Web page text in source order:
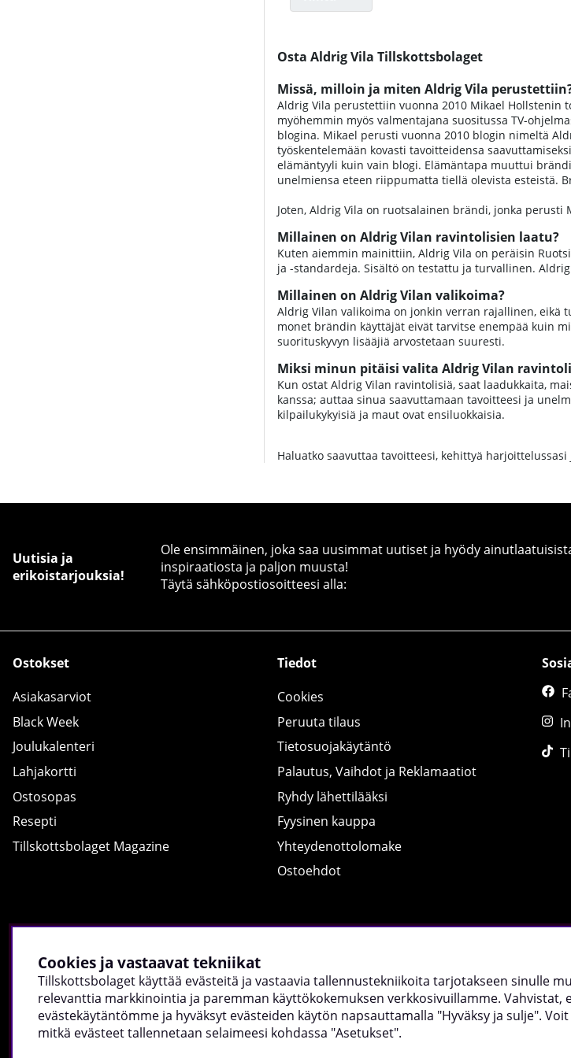
Osta Aldrig Vila Tillskottsbolaget
Missä, milloin ja miten Aldrig Vila
Aldrig Vila perustettiin vuonna 2010 Mikael Hollstenin
myöhemmin myös valmentajana suositussa TV-
blogina. Mikael perusti vuonna 2010 blogin nimeltä
työskentelemään kovasti tavoitteidensa
elämäntyyli kuin vain blogi. Elämäntapa muuttui
unelmiensa eteen riippumatta tiellä olevista esteistä.
Joten, Aldrig Vila on ruotsalainen brändi, jonka
Millainen on Aldrig Vilan ravintolisien laatu?
Kuten aiemmin mainittiin, Aldrig Vila on peräisin
ja -standardeja. Sisältö on testattu ja turvallinen.
Millainen on Aldrig Vilan valikoima?
Aldrig Vilan valikoima on jonkin verran rajallinen, eikä
monet brändin käyttäjät eivät tarvitse enempää kuin
suorituskyvyn lisääjiä arvostetaan suuresti.
Miksi minun pitäisi valita Aldrig Vilan
Kun ostat Aldrig Vilan ravintolisiä, saat laadukkaita,
kanssa; auttaa sinua saavuttamaan tavoitteesi ja
kilpailukykyisiä ja maut ovat ensiluokkaisia.
Haluatko saavuttaa tavoitteesi, kehittyä
Uutisia ja
erikoistarjouksia!
Ole ensimmäinen, joka saa uusimmat uutiset ja hyödy
inspiraatiosta ja paljon muusta!
Täytä sähköpostiosoitteesi alla:
Ostokset
Asiakasarviot
Black Week
Joulukalenteri
Lahjakortti
Ostosopas
Resepti
Tillskottsbolaget Magazine
Tiedot
Cookies
Peruuta tilaus
Tietosuojakäytäntö
Palautus, Vaihdot ja Reklamaatiot
Ryhdy lähettilääksi
Fyysinen kauppa
Yhteydenottolomake
Ostoehdot
2026 tillskottsbolaget.fi. Käytämme
Cookies ja vastaavat tekniikat
Tillskottsbolaget käyttää evästeitä ja vastaavia tallennustekniikoita tarjotakseen sinulle
relevanttia markkinointia ja paremman käyttökokemuksen verkkosivuillamme. Vahvistat,
evästekäytäntömme ja hyväksyt evästeiden käytön napsauttamalla "Hyväksy ja sulje".
mitkä evästeet tallennetaan selaimeesi kohdassa "Asetukset".